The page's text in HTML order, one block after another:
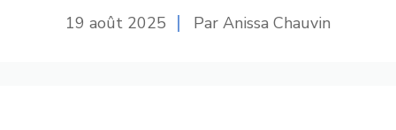
19 août 2025 Par Anissa Chauvin